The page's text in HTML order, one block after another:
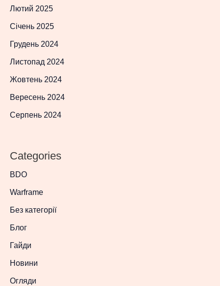
Лютий 2025
Січень 2025
Грудень 2024
Листопад 2024
Жовтень 2024
Вересень 2024
Серпень 2024
Categories
BDO
Warframe
Без категорії
Блог
Гайди
Новини
Огляди